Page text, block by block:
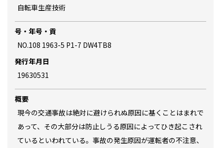
自転車生産技術
号・年号・貢
NO.108 1963-5 P1-7 DW4TB8
発行年月日
19630531
概要
現今の交通事故は絶対に避けられぬ原因に基くことはまれで
あって、その大部分は防止しうる原因によってひき起こされ
ているといわれている。事故の発生原因が運転者の不注意、